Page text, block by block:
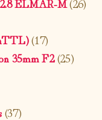
(17)
35mm F2(25)
(37)